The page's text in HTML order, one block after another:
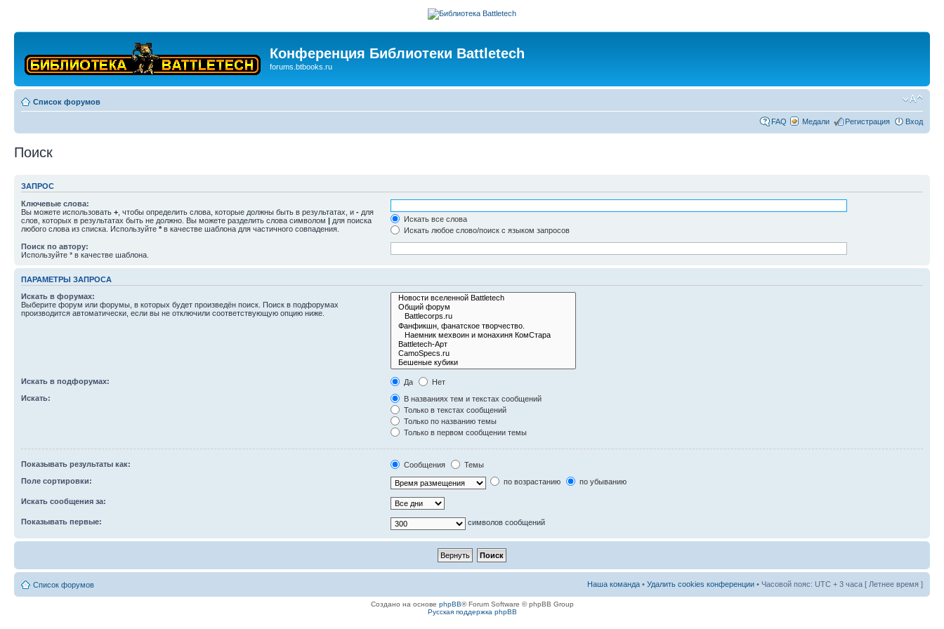
Конференция Библиотеки Battletech
forums.btbooks.ru
Список форумов
FAQ Медали Регистрация Вход
Поиск
ЗАПРОС
Ключевые слова:
Вы можете использовать + , чтобы определить слова, которые должны быть в результатах, и - для
слов, которых в результатах быть не должно. Вы можете разделить слова символом | для поиска
любого слова из списка. Используйте * в качестве шаблона для частичного совпадения.
Искать все слова
Искать любое слово/поиск с языком запросов
Поиск по автору:
Используйте * в качестве шаблона.
ПАРАМЕТРЫ ЗАПРОСА
Искать в форумах:
Выберите форум или форумы, в которых будет произведён поиск. Поиск в подфорумах
производится автоматически, если вы не отключили соответствующую опцию ниже.
Искать в подфорумах: Да
Нет
Искать:
В названиях тем и текстах сообщений
Только в текстах сообщений
Только по названию темы
Только в первом сообщении темы
Показывать результаты как: Сообщения
Темы
Поле сортировки:
по возрастанию по убыванию
Искать сообщения за:
Показывать первые: символов сообщений
Список форумов Наша команда • Удалить cookies конференции • Часовой пояс: UTC + 3 часа [ Летнее время ]
Создано на основе phpBB® Forum Software © phpBB Group
Русская поддержка phpBB